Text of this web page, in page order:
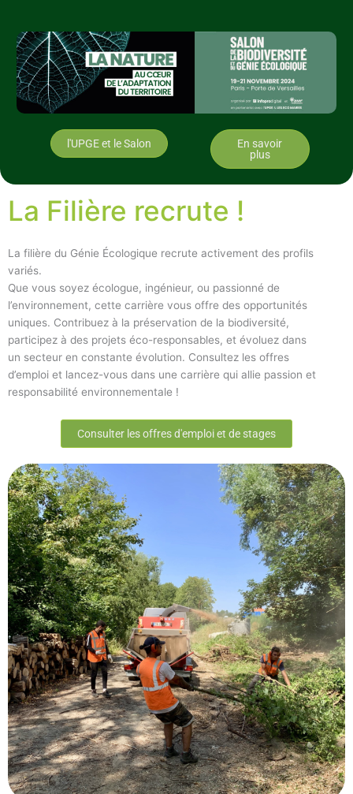
l'UPGE et le Salon
En savoir
plus
La Filière recrute !
La filière du Génie Écologique recrute activement des profils
variés.
Que vous soyez écologue, ingénieur, ou passionné de
l’environnement, cette carrière vous offre des opportunités
uniques. Contribuez à la préservation de la biodiversité,
participez à des projets éco-responsables, et évoluez dans
un secteur en constante évolution. Consultez les offres
d’emploi et lancez-vous dans une carrière qui allie passion et
responsabilité environnementale !
Consulter les offres d'emploi et de stages